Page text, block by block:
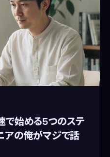
で始める5つのステ
アの俺がマジで話